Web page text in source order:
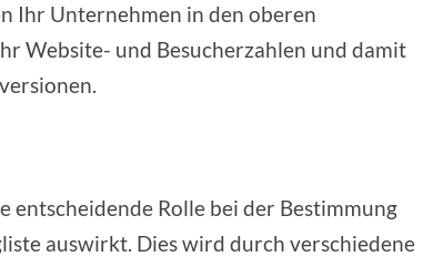
Ihr Unternehmen in den oberen
Website- und Besucherzahlen und damit
entscheidende Rolle bei der Bestimmung
auswirkt. Dies wird durch verschiedene